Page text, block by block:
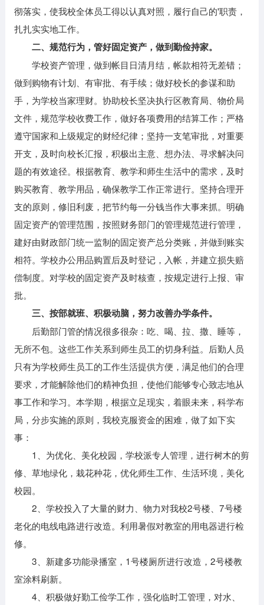
彻落实，使我校全体员工得以认真对照，履行自己的'职责，
扎扎实实地工作。
二、规范行为，管好固定资产，做到勤俭持家。
学校资产管理，做到帐目日清月结，帐款相符无差错；
做到购物有计划、有审批、有手续；做好校长的参谋和助
手，为学校当家理财。协助校长坚决执行区教育局、物价局
文件，规范学校收费工作，做好各项费用的结算工作；严格
遵守国家和上级规定的财经纪律；坚持一支笔审批，对重要
开支，及时向校长汇报，积极出主意、想办法、寻求解决问
题的有效途径。根据教育、教学和师生生活中的需求，及时
购买教育、教学用品，确保教学工作正常进行。坚持合理开
支的原则，修旧利废，把节约每一分钱当作大事来抓。明确
固定资产的管理范围，按照财务部门的管理规范进行管理，
建好由财政部门统一监制的固定资产总分类账，并做到账实
相符。学校办公用品购置后及时登记，入帐，并建立损失赔
偿制度。对学校的固定资产及时核查，按规定进行上报、审
批。
三、按部就班、积极动脑，努力改善办学条件。
后勤部门管的情况很多很杂：吃、喝、拉、撒、睡等，
无所不包。这些工作关系到师生员工的切身利益。后勤人员
只有为学校师生员工的工作生活提供方便，满足他们的合理
要求，才能解除他们的精神负担，使他们能够专心致志地从
事工作和学习。本学期，根据立足现实，着眼未来，科学布
局，分步实施的原则，我校克服资金的困难，做了如下实
事：
1、为优化、美化校园，学校派专人管理，进行树木的剪
修、草地绿化，栽花种花，优化师生工作、生活环境，美化
校园。
2、学校投入了大量的财力、物力对我校2号楼、7号楼
老化的电线电路进行改造。利用暑假对教室的用电器进行检
修。
3、新建多功能录播室，1号楼厕所进行改造，2号楼教
室涂料刷新。
4、积极做好勤工俭学工作，强化临时工管理，对水、